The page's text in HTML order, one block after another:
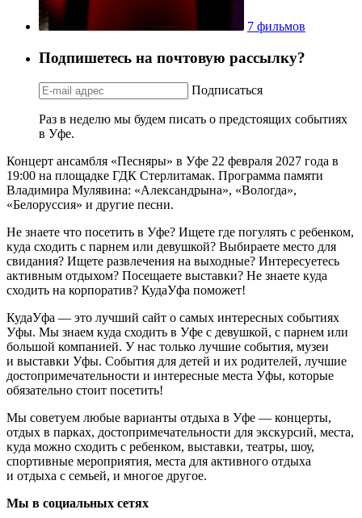
7 фильмов
Подпишетесь на почтовую рассылку?
Подписаться
Раз в неделю мы будем писать о предстоящих событиях
в Уфе.
Концерт ансамбля «Песняры» в Уфе 22 февраля 2027 года в
19:00 на площадке ГДК Стерлитамак. Программа памяти
Владимира Мулявина: «Александрына», «Вологда»,
«Белоруссия» и другие песни.
Не знаете что посетить в Уфе? Ищете где погулять с ребенком,
куда сходить с парнем или девушкой? Выбираете место для
свидания? Ищете развлечения на выходные? Интересуетесь
активным отдыхом? Посещаете выставки? Не знаете куда
сходить на корпоратив? КудаУфа поможет!
КудаУфа — это лучший сайт о самых интересных событиях
Уфы. Мы знаем куда сходить в Уфе с девушкой, с парнем или
большой компанией. У нас только лучшие события, музеи
и выставки Уфы. События для детей и их родителей, лучшие
достопримечательности и интересные места Уфы, которые
обязательно стоит посетить!
Мы советуем любые варианты отдыха в Уфе — концерты,
отдых в парках, достопримечательности для экскурсий, места,
куда можно сходить с ребенком, выставки, театры, шоу,
спортивные мероприятия, места для активного отдыха
и отдыха с семьей, и многое другое.
Мы в социальных сетях